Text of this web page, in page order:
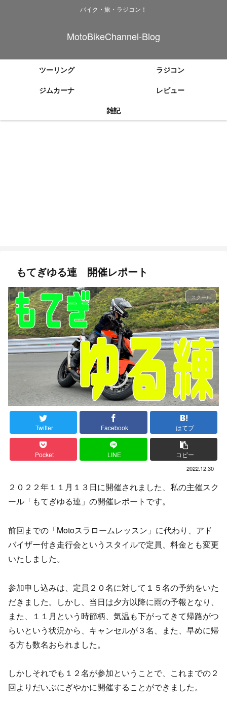
バイク・旅・ラジコン！
MotoBikeChannel-Blog
ツーリング
ラジコン
ジムカーナ
レビュー
雑記
もてぎゆる連 開催レポート
スクール
Twitter Facebook はてブ
Pocket LINE コピー
2022.12.30
２０２２年１１月１３日に開催されました、私の主催スク
ール「もてぎゆる連」の開催レポートです。
前回までの「Motoスラロームレッスン」に代わり、アド
バイザー付き走行会というスタイルで定員、料金とも変更
いたしました。
参加申し込みは、定員２０名に対して１５名の予約をいた
だきました。しかし、当日は夕方以降に雨の予報となり、
また、１１月という時節柄、気温も下がってきて帰路がつ
らいという状況から、キャンセルが３名、また、早めに帰
る方も数名おられました。
しかしそれでも１２名が参加ということで、これまでの２
回よりだいぶにぎやかに開催することができました。